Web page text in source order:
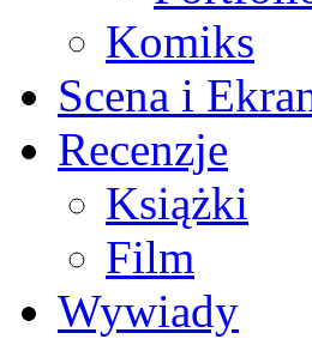
Komiks
Scena i
Recenzje
Książki
Film
Wywiady